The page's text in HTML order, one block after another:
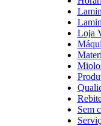
Loja
Sem